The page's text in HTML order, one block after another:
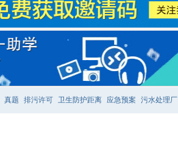
真题 排污许可 卫生防护距离 应急预案 污水处理厂